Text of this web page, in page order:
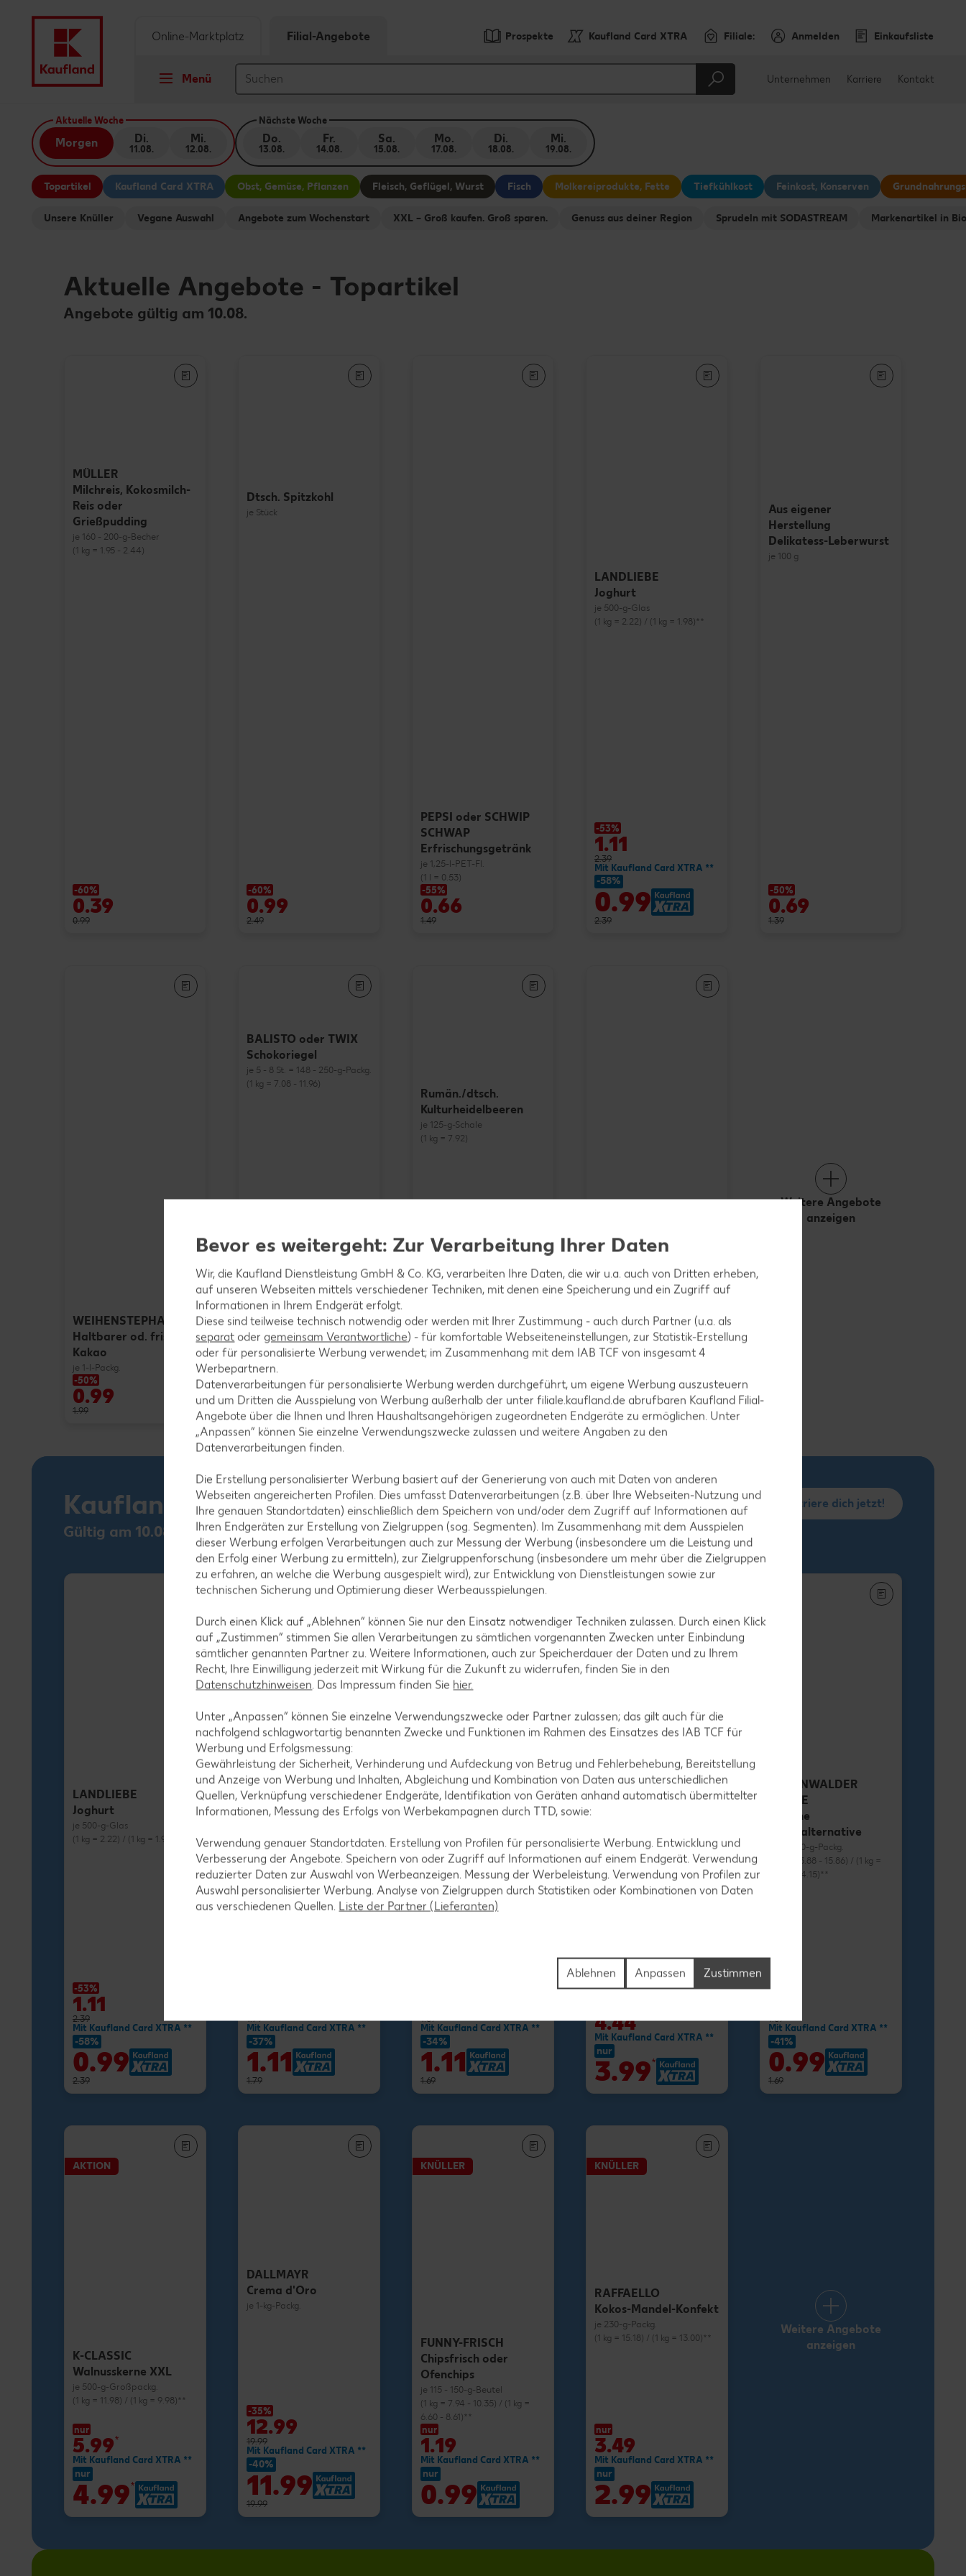
Springe zu
Hauptinhalt
Footer
Prospekte Kaufland Card XTRA Filiale: Anmelden Einkaufsliste
Menü
Online-Marktplatz Filial-Angebote
Unternehmen Karriere Kontakt
Aktuelle Woche
Morgen Di.
11.08.
Mi.
12.08.
Nächste Woche
Do.
13.08.
Fr.
14.08.
Sa.
15.08.
Mo.
17.08.
Di.
18.08.
Mi.
19.08.
Topartikel Kaufland Card XTRA Obst, Gemüse, Pflanzen Fleisch, Geflügel, Wurst Fisch Molkereiprodukte, Fette Tiefkühlkost Feinkost, Konserven
Unsere Knüller Vegane Auswahl Angebote zum Wochenstart XXL – Groß kaufen. Groß sparen. Genuss aus deiner Region Sprudeln mit SODASTREAM Markenartikel in
Aktuelle Angebote - Topartikel
Angebote gültig am 10.08.
MÜLLER
Milchreis, Kokosmilch-
Reis oder
Grießpudding
je 160 - 200-g-Becher
(1 kg = 1.95 - 2.44)
-60%
0.39
0.99
Dtsch. Spitzkohl
je Stück
-60%
0.99
2.49
PEPSI oder SCHWIP
SCHWAP
Erfrischungsgetränk
je 1,25-l-PET-Fl.
(1 l = 0.53)
-55%
0.66
1.49
LANDLIEBE
Joghurt
je 500-g-Glas
(1 kg = 2.22) / (1 kg = 1.98)**
-53%
1.11
2.39
Mit Kaufland Card XTRA **
-58%
0.99
2.39
Aus eigener
Herstellung
Delikatess-Leberwurst
je 100 g
-50%
0.69
1.39
WEIHENSTEPHAN
Haltbarer od. frischer
Kakao
je 1-l-Packg.
-50%
0.99
1.99
BALISTO oder TWIX
Schokoriegel
je 5 - 8 St. = 148 - 250-g-Packg.
(1 kg = 7.08 - 11.96)
-49%
1.77
3.49
Rumän./dtsch.
Kulturheidelbeeren
je 125-g-Schale
(1 kg = 7.92)
-47%
0.99
Gold
je 200-g-Glas
-45%
5.99
10.99
Weitere Angebote
anzeigen
Kaufland Card XTRA
Gültig am 10.08.
Registriere dich jetzt!
LANDLIEBE
Joghurt
je 500-g-Glas
(1 kg = 2.22) / (1 kg = 1.98)**
-53%
1.11
2.39
Mit Kaufland Card XTRA **
-58%
0.99
2.39
1.79
Mit Kaufland Card XTRA **
-37%
1.11
1.79
Körniger Frischkäse
je 200-g-Packg.
1.69
Mit Kaufland Card XTRA **
-34%
1.11
1.69
AKTION
IGLO
Backfisch-Stäbchen
oder Filegro XXL
- 8.32)**
4.44*
Mit Kaufland Card XTRA **
nur
3.99*
RÜGENWALDER
MÜHLE
Vegane
Wurstalternative
je 70 - 80-g-Packg.
(1 kg = 13.88 - 15.86) / (1 kg =
12.38 - 14.15)**
-34%
1.69
Mit Kaufland Card XTRA **
-41%
0.99
1.69
AKTION
K-CLASSIC
Walnusskerne XXL
je 500-g-Großpackg.
(1 kg = 11.98) / (1 kg = 9.98)**
nur
5.99*
Mit Kaufland Card XTRA **
nur
4.99*
DALLMAYR
Crema d'Oro
je 1-kg-Packg.
-35%
12.99
19.99
Mit Kaufland Card XTRA **
-40%
11.99
19.99
KNÜLLER
FUNNY-FRISCH
Chipsfrisch oder
Ofenchips
je 115 - 150-g-Beutel
(1 kg = 7.94 - 10.35) / (1 kg =
6.60 - 8.61)**
nur
1.19
Mit Kaufland Card XTRA **
nur
0.99
KNÜLLER
RAFFAELLO
Kokos-Mandel-Konfekt
je 230-g-Packg.
(1 kg = 15.18) / (1 kg = 13.00)**
nur
3.49
Mit Kaufland Card XTRA **
nur
2.99
Weitere Angebote
anzeigen
Bevor es weitergeht: Zur Verarbeitung Ihrer Daten
Wir, die Kaufland Dienstleistung GmbH & Co. KG, verarbeiten Ihre Daten, die wir u.a. auch von Dritten erheben,
auf unseren Webseiten mittels verschiedener Techniken, mit denen eine Speicherung und ein Zugriff auf
Informationen in Ihrem Endgerät erfolgt.
Diese sind teilweise technisch notwendig oder werden mit Ihrer Zustimmung - auch durch Partner (u.a. als
separat oder gemeinsam Verantwortliche) - für komfortable Webseiteneinstellungen, zur Statistik-Erstellung
oder für personalisierte Werbung verwendet; im Zusammenhang mit dem IAB TCF von insgesamt4
Werbepartnern.
Datenverarbeitungen für personalisierte Werbung werden durchgeführt, um eigene Werbung auszusteuern
und um Dritten die Ausspielung von Werbung außerhalb der unter filiale.kaufland.de abrufbaren Kaufland Filial-
Angebote über die Ihnen und Ihren Haushaltsangehörigen zugeordneten Endgeräte zu ermöglichen. Unter
„Anpassen“ können Sie einzelne Verwendungszwecke zulassen und weitere Angaben zu den
Datenverarbeitungen finden.
Die Erstellung personalisierter Werbung basiert auf der Generierung von auch mit Daten von anderen
Webseiten angereicherten Profilen. Dies umfasst Datenverarbeitungen (z.B. über Ihre Webseiten-Nutzung und
Ihre genauen Standortdaten) einschließlich dem Speichern von und/oder dem Zugriff auf Informationen auf
Ihren Endgeräten zur Erstellung von Zielgruppen (sog. Segmenten). Im Zusammenhang mit dem Ausspielen
dieser Werbung erfolgen Verarbeitungen auch zur Messung der Werbung (insbesondere um die Leistung und
den Erfolg einer Werbung zu ermitteln), zur Zielgruppenforschung (insbesondere um mehr über die Zielgruppen
zu erfahren, an welche die Werbung ausgespielt wird), zur Entwicklung von Dienstleistungen sowie zur
technischen Sicherung und Optimierung dieser Werbeausspielungen.
Durch einen Klick auf „Ablehnen“ können Sie nur den Einsatz notwendiger Techniken zulassen. Durch einen Klick
auf „Zustimmen“ stimmen Sie allen Verarbeitungen zu sämtlichen vorgenannten Zwecken unter Einbindung
sämtlicher genannten Partner zu. Weitere Informationen, auch zur Speicherdauer der Daten und zu Ihrem
Recht, Ihre Einwilligung jederzeit mit Wirkung für die Zukunft zu widerrufen, finden Sie in den
Datenschutzhinweisen. Das Impressum finden Sie hier.
Unter „Anpassen“ können Sie einzelne Verwendungszwecke oder Partner zulassen; das gilt auch für die
nachfolgend schlagwortartig benannten Zwecke und Funktionen im Rahmen des Einsatzes des IAB TCF für
Werbung und Erfolgsmessung:
Gewährleistung der Sicherheit, Verhinderung und Aufdeckung von Betrug und Fehlerbehebung, Bereitstellung
und Anzeige von Werbung und Inhalten, Abgleichung und Kombination von Daten aus unterschiedlichen
Quellen, Verknüpfung verschiedener Endgeräte, Identifikation von Geräten anhand automatisch übermittelter
Informationen, Messung des Erfolgs von Werbekampagnen durch TTD, sowie:
Verwendung genauer Standortdaten. Erstellung von Profilen für personalisierte Werbung. Entwicklung und
Verbesserung der Angebote. Speichern von oder Zugriff auf Informationen auf einem Endgerät. Verwendung
reduzierter Daten zur Auswahl von Werbeanzeigen. Messung der Werbeleistung. Verwendung von Profilen zur
Auswahl personalisierter Werbung. Analyse von Zielgruppen durch Statistiken oder Kombinationen von Daten
aus verschiedenen Quellen. Liste der Partner (Lieferanten)
Zustimmen
Anpassen
Ablehnen